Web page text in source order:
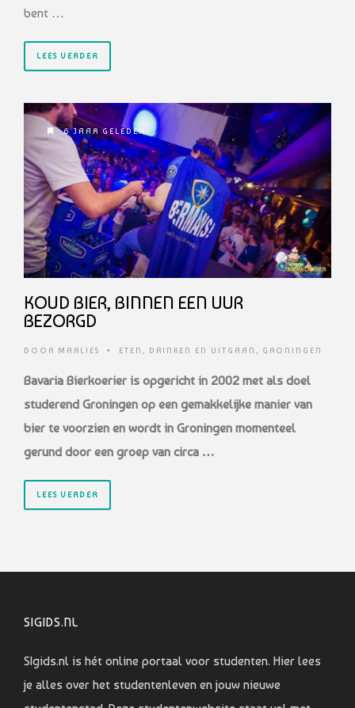
bent …
LEES VERDER
6 JAAR GELEDEN
KOUD BIER, BINNEN EEN UUR
BEZORGD
DOOR MARLIES • ETEN, DRINKEN EN UITGAAN , GRONINGEN
Bavaria Bierkoerier is opgericht in 2002 met als doel
studerend Groningen op een gemakkelijke manier van
bier te voorzien en wordt in Groningen momenteel
gerund door een groep van circa …
LEES VERDER
SIGIDS.NL
SIgids.nl is hét online portaal voor studenten. Hier lees
je alles over het studentenleven en jouw nieuwe